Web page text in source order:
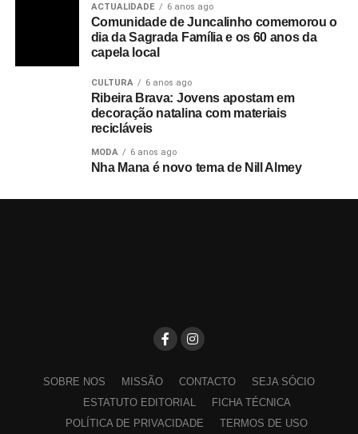
ACTUALIDADE 6 anos ago
Comunidade de Juncalinho comemorou o
dia da Sagrada Família e os 60 anos da
capela local
CULTURA 6 anos ago
Ribeira Brava: Jovens apostam em
decoração natalina com materiais
recicláveis
MODA 6 anos ago
Nha Mana é novo tema de Nill Almey
SOBRE NOS MISSÃO CONTACTO
SEJA SÓCIO
ESTATUTO EDITORIAL
FICHA TÉCNICA
POLÍTICA DE PRIVACIDADE
TERMOS DE USO